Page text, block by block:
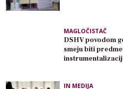
MAGLOČISTAČ
DSHV povodom
smeju biti
IN MEDIJA